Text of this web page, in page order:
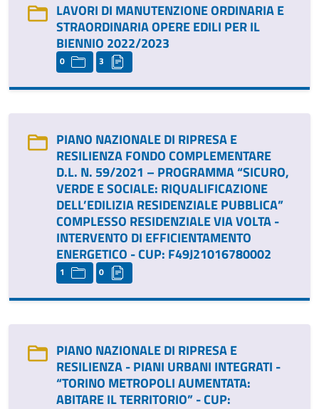
LAVORI DI MANUTENZIONE ORDINARIA E
STRAORDINARIA OPERE EDILI PER IL
BIENNIO 2022/2023
0 3
PIANO NAZIONALE DI RIPRESA E
RESILIENZA FONDO COMPLEMENTARE
D.L. N. 59/2021 – PROGRAMMA “SICURO,
VERDE E SOCIALE: RIQUALIFICAZIONE
DELL’EDILIZIA RESIDENZIALE PUBBLICA”
COMPLESSO RESIDENZIALE VIA VOLTA -
INTERVENTO DI EFFICIENTAMENTO
ENERGETICO - CUP: F49J21016780002
1 0
PIANO NAZIONALE DI RIPRESA E
RESILIENZA - PIANI URBANI INTEGRATI -
“TORINO METROPOLI AUMENTATA:
ABITARE IL TERRITORIO” - CUP: